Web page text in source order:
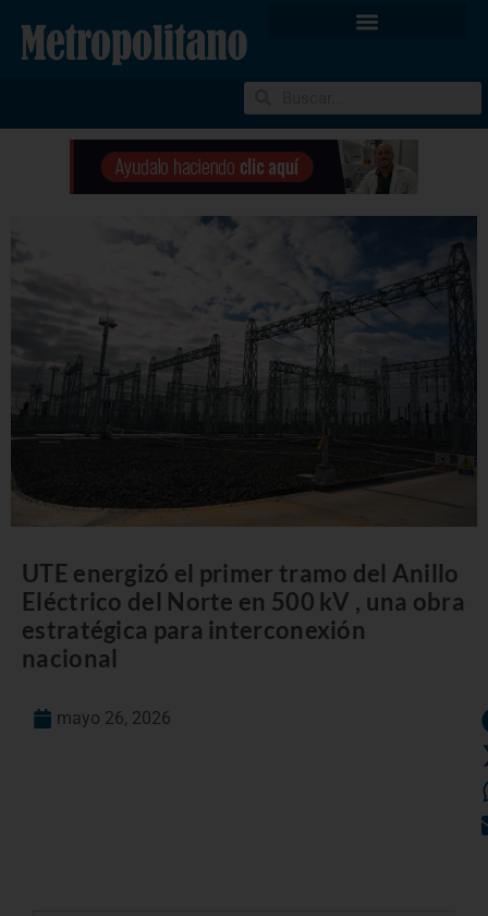
UTE energizó el primer tramo del Anillo
Eléctrico del Norte en 500 kV , una obra
estratégica para interconexión
nacional
mayo 26, 2026